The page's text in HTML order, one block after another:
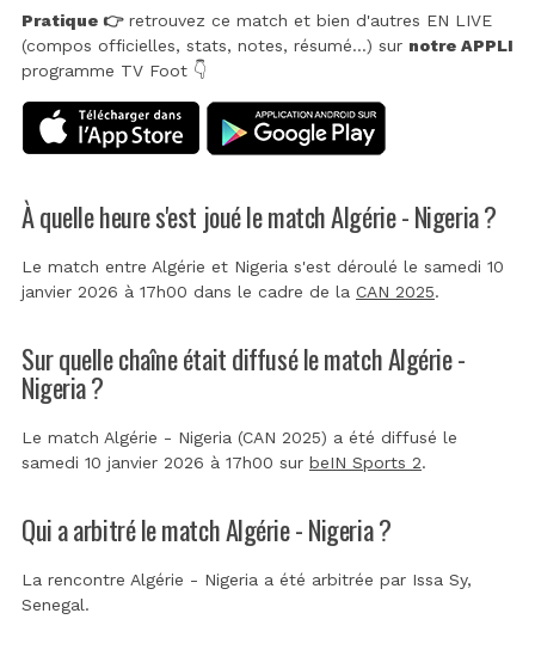
Pratique 👉retrouvez ce match et bien d'autres EN LIVE
(compos officielles, stats, notes, résumé...) sur notre APPLI
programme TV Foot 👇
À quelle heure s'est joué le match Algérie - Nigeria ?
Le match entre Algérie et Nigeria s'est déroulé le samedi 10
janvier 2026 à 17h00 dans le cadre de la CAN 2025.
Sur quelle chaîne était diffusé le match Algérie -
Nigeria ?
Le match Algérie - Nigeria (CAN 2025) a été diffusé le
samedi 10 janvier 2026 à 17h00 sur beIN Sports 2.
Qui a arbitré le match Algérie - Nigeria ?
La rencontre Algérie - Nigeria a été arbitrée par Issa Sy,
Senegal.